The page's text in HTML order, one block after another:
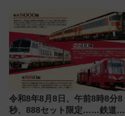
令和8年8月8日、午前8時8分8
秒、888セット限定……鉄道各